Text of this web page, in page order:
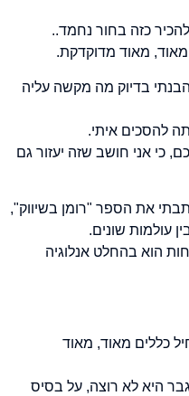
מאוד, מאוד מדוקדקת.
בדיוק מה מקשה עליה
להסכים איתי.
כי אני חושב שזה יעזור גם
את הספר "רומן בשיווק",
עולמות שונים.
הוא בהחלט אנלוגיה
כללים מאוד, מאוד
היא לא רוצה, על בסיס